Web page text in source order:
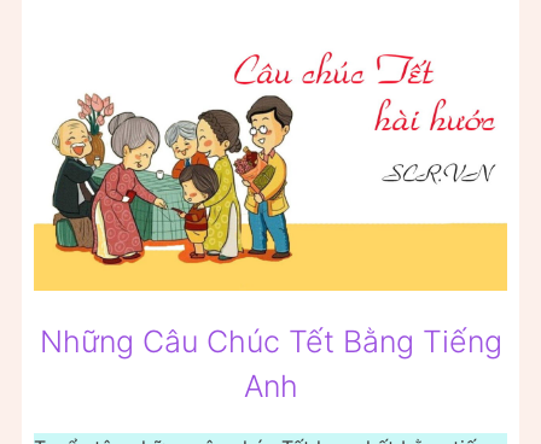
Những Câu Chúc Tết Bằng Tiếng
Anh